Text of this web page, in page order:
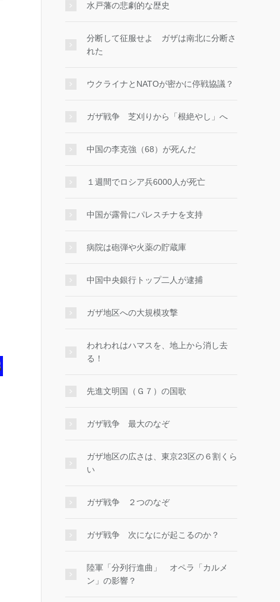
水戸藩の悲劇的な歴史
分断して征服せよ ガザは南北に分断さ
れた
ウクライナとNATOが密かに停戦協議？
ガザ戦争 芝刈りから「根絶やし」へ
中国の李克強（68）が死んだ
１週間でロシア兵6000人が死亡
中国が露骨にパレスチナを支持
病院は砲弾や火薬の貯蔵庫
中国中央銀行トップ二人が逮捕
ガザ地区への大規模攻撃
われわれはハマスを、地上から消し去
る！
先進文明国（Ｇ７）の国歌
ガザ戦争 最大のなぞ
ガザ地区の広さは、東京23区の６割くら
い
ガザ戦争 ２つのなぞ
ガザ戦争 次になにが起こるのか？
陸軍「分列行進曲」 オペラ「カルメ
ン」の影響？